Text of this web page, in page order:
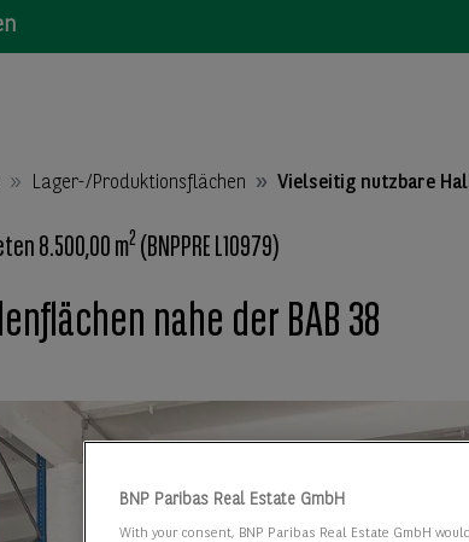
Lager-/Produktionsflächen Vielseitig nutzbare
8.500,00 m2 (BNPPRE L10979)
nahe der BAB 38
BNP Paribas Real Estate GmbH
With your consent, BNP Paribas Real Estate GmbH